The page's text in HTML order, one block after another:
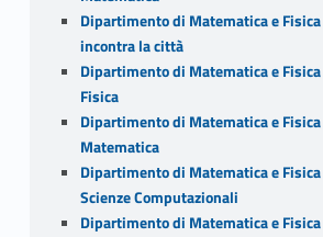
Dipartimento di Matematica e
incontra la città
Dipartimento di Matematica e
Fisica
Dipartimento di Matematica e
Matematica
Dipartimento di Matematica e
Scienze Computazionali
Dipartimento di Matematica e